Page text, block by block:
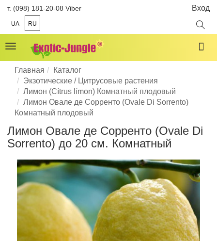
т. (098) 181-20-08 Viber
UA RU
Вход
Toggle
navigation
Главная
Каталог
Экзотические / Цитрусовые растения
Лимон (Cítrus límon) Комнатный плодовый
Лимон Овале де Сорренто (Ovale Di Sorrento)
Комнатный плодовый
Лимон Овале де Сорренто (Ovale Di
Sorrento) до 20 см. Комнатный